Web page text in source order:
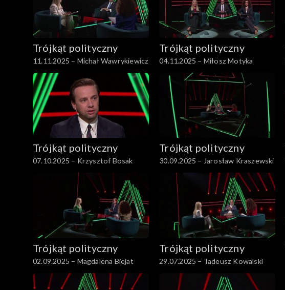
Trójkąt polityczny
11.11.2025 – Michał Wawrykiewicz
Trójkąt polityczny
04.11.2025 – Miłosz Motyka
Trójkąt polityczny
07.10.2025 – Krzysztof Bosak
Trójkąt polityczny
30.09.2025 – Jarosław Kraszewski
Trójkąt polityczny
02.09.2025 – Magdalena Biejat
Trójkąt polityczny
29.07.2025 – Tadeusz Kowalski